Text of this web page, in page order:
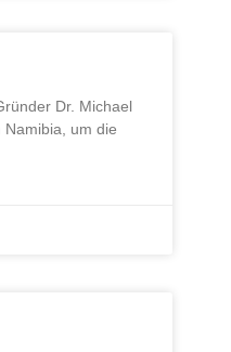
Dr. Michael
um die